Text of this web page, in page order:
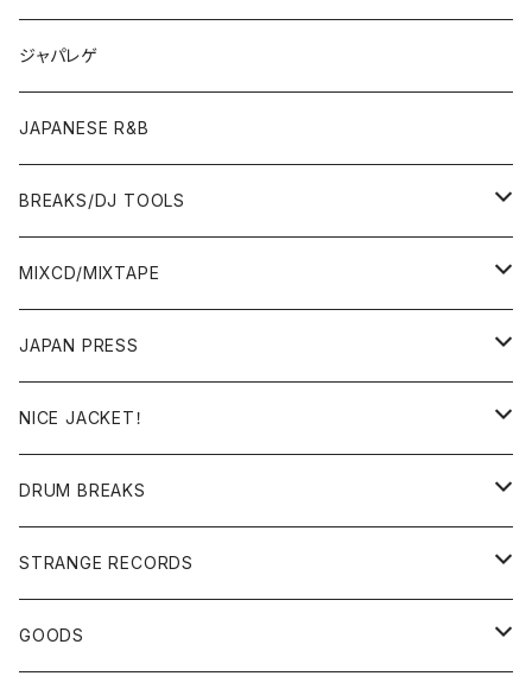
OTHERS
JAPANESE
OTHERS
ジャパレゲ
JAPANESE R&B
BREAKS/DJ TOOLS
BREAKS/MEGAMIX/CUT UP
RE-EDIT/DJ TOOLS
MIXCD/MIXTAPE
MIXCD
日本語ラップ
JAPANESE DJ
MIXTAPE
JAPAN PRESS
LP(+ OBI)
7"/12"
NICE JACKET！
DONUTS 45
GIRLS
HIPHOP CLASSIC GALLERY
DRUM BREAKS
US/UK/OTHERS
JAPANESE
STRANGE RECORDS
DRUM DRUM DRUM/KARAOKE
GOODS